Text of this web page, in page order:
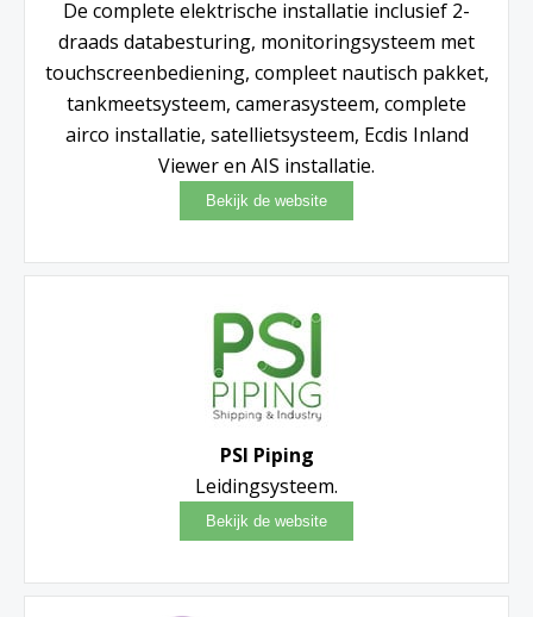
De complete elektrische installatie inclusief 2-
draads databesturing, monitoringsysteem met
touchscreenbediening, compleet nautisch pakket,
tankmeetsysteem, camerasysteem, complete
airco installatie, satellietsysteem, Ecdis Inland
Viewer en AIS installatie.
PSI Piping
Leidingsysteem.